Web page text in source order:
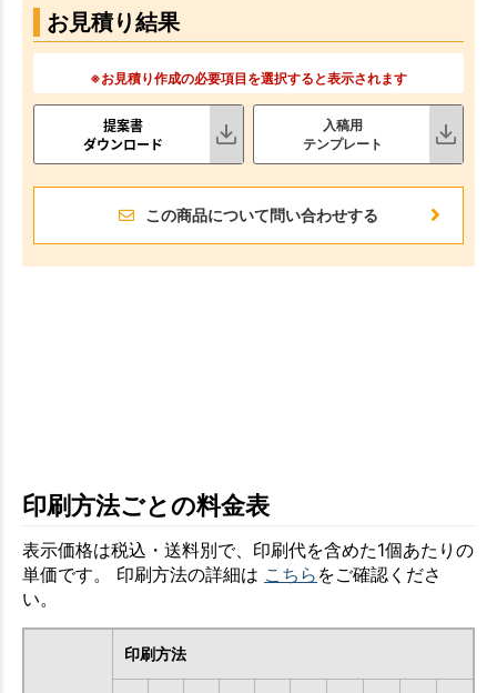
お見積り結果
※お見積り作成の必要項目を選択すると表示されます
提案書
ダウンロード
入稿用
テンプレート
この商品について問い合わせする
印刷方法ごとの料金表
表示価格は税込・送料別で、印刷代を含めた1個あたりの
単価です。 印刷方法の詳細は こちら をご確認くださ
い。
印刷方法